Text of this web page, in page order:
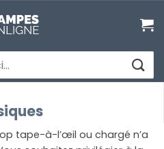
tape-à-l’œil ou chargé n’a